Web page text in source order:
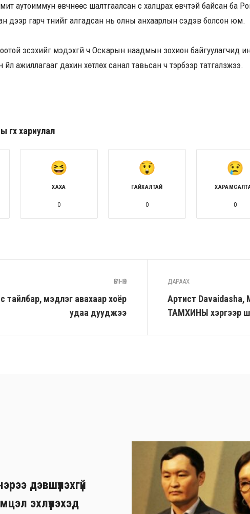
аутоиммун өвчнөөс шалтгаалсан үс халцрах өвчтэй байсан ба
дээр гарч түүнийг алгадсан нь олны анхаарлын сэдэв болсон юм.
эсэхийг мэдэхгүй ч Оскарын наадмын зохион байгуулагчид
ажиллагааг дахин хөтлөх санал тавьсан ч тэрбээр татгалзжээ.
хариулал
ХАХА
0
ГАЙХАЛТАЙ
0 0
ӨМНӨХ
тайлбар, мэдүүлэг авахаар хоёр
удаа дууджээ
ДАРААХ
Артист Davaidasha,
ТАМХИНЫ хэргээр
дэвшүүлэхгүй
эхлүүлэхэд